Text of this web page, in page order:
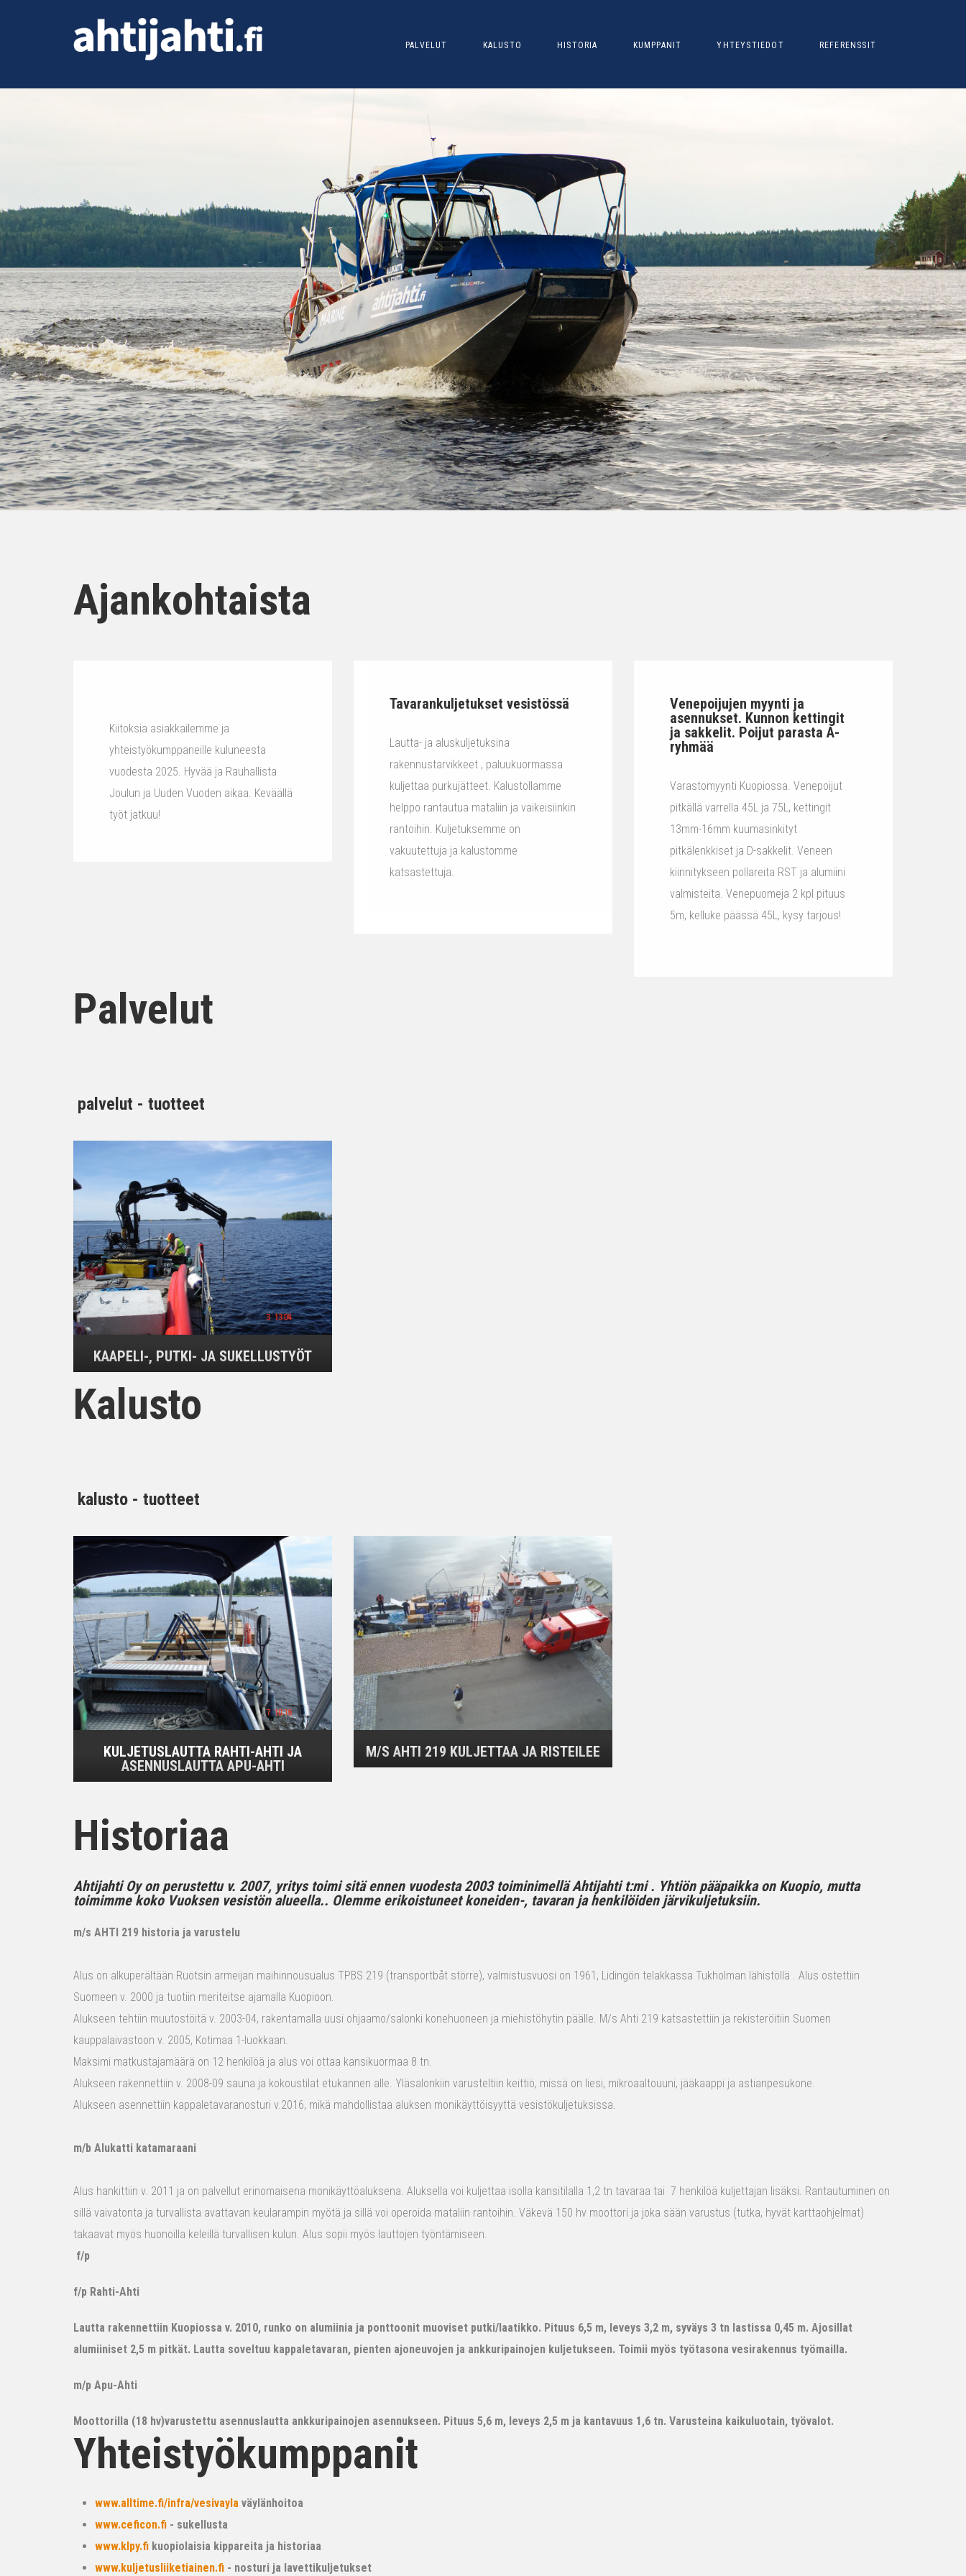
PALVELUT KALUSTO HISTORIA KUMPPANIT YHTEYSTIEDOT REFERENSSIT
Ajankohtaista
Kiitoksia asiakkailemme ja
yhteistyökumppaneille kuluneesta
vuodesta 2025. Hyvää ja Rauhallista
Joulun ja Uuden Vuoden aikaa. Keväällä
työt jatkuu!
Tavarankuljetukset vesistössä
Lautta- ja aluskuljetuksina
rakennustarvikkeet , paluukuormassa
kuljettaa purkujätteet. Kalustollamme
helppo rantautua mataliin ja vaikeisiinkin
rantoihin. Kuljetuksemme on
vakuutettuja ja kalustomme
katsastettuja.
Venepoijujen myynti ja
asennukset. Kunnon kettingit
ja sakkelit. Poijut parasta A-
ryhmää
Varastomyynti Kuopiossa. Venepoijut
pitkällä varrella 45L ja 75L, kettingit
13mm-16mm kuumasinkityt
pitkälenkkiset ja D-sakkelit. Veneen
kiinnitykseen pollareita RST ja alumiini
valmisteita. Venepuomeja 2 kpl pituus
5m, kelluke päässä 45L, kysy tarjous!
Palvelut
palvelut - tuotteet
KAAPELI-, PUTKI- JA SUKELLUSTYÖT
Kalusto
kalusto - tuotteet
KULJETUSLAUTTA RAHTI-AHTI JA
ASENNUSLAUTTA APU-AHTI
M/S AHTI 219 KULJETTAA JA RISTEILEE
Historiaa
Ahtijahti Oy on perustettu v. 2007, yritys toimi sitä ennen vuodesta 2003 toiminimellä Ahtijahti t:mi . Yhtiön pääpaikka on Kuopio, mutta
toimimme koko Vuoksen vesistön alueella.. Olemme erikoistuneet koneiden-, tavaran ja henkilöiden järvikuljetuksiin.
m/s AHTI 219 historia ja varustelu
Alus on alkuperältään Ruotsin armeijan maihinnousualus TPBS 219 (transportbåt större), valmistusvuosi on 1961, Lidingön telakkassa Tukholman lähistöllä . Alus ostettiin
Suomeen v. 2000 ja tuotiin meriteitse ajamalla Kuopioon.
Alukseen tehtiin muutostöitä v. 2003-04, rakentamalla uusi ohjaamo/salonki konehuoneen ja miehistöhytin päälle. M/s Ahti 219 katsastettiin ja rekisteröitiin Suomen
kauppalaivastoon v. 2005, Kotimaa 1-luokkaan.
Maksimi matkustajamäärä on 12 henkilöä ja alus voi ottaa kansikuormaa 8 tn.
Alukseen rakennettiin v. 2008-09 sauna ja kokoustilat etukannen alle. Yläsalonkiin varusteltiin keittiö, missä on liesi, mikroaaltouuni, jääkaappi ja astianpesukone.
Alukseen asennettiin kappaletavaranosturi v.2016, mikä mahdollistaa aluksen monikäyttöisyyttä vesistökuljetuksissa.
m/b Alukatti katamaraani
Alus hankittiin v. 2011 ja on palvellut erinomaisena monikäyttöaluksena. Aluksella voi kuljettaa isolla kansitilalla 1,2 tn tavaraa tai 7 henkilöä kuljettajan lisäksi. Rantautuminen on
sillä vaivatonta ja turvallista avattavan keularampin myötä ja sillä voi operoida mataliin rantoihin. Väkevä 150 hv moottori ja joka sään varustus (tutka, hyvät karttaohjelmat)
takaavat myös huonoilla keleillä turvallisen kulun. Alus sopii myös lauttojen työntämiseen.
f/p
f/p Rahti-Ahti
Lautta rakennettiin Kuopiossa v. 2010, runko on alumiinia ja ponttoonit muoviset putki/laatikko. Pituus 6,5 m, leveys 3,2 m, syväys 3 tn lastissa 0,45 m. Ajosillat
alumiiniset 2,5 m pitkät. Lautta soveltuu kappaletavaran, pienten ajoneuvojen ja ankkuripainojen kuljetukseen. Toimii myös työtasona vesirakennus työmailla.
m/p Apu-Ahti
Moottorilla (18 hv)varustettu asennuslautta ankkuripainojen asennukseen. Pituus 5,6 m, leveys 2,5 m ja kantavuus 1,6 tn. Varusteina kaikuluotain, työvalot.
Yhteistyökumppanit
www.alltime.fi/infra/vesivayla väylänhoitoa
www.ceficon.fi - sukellusta
www.klpy.fi kuopiolaisia kippareita ja historiaa
www.kuljetusliiketiainen.fi - nosturi ja lavettikuljetukset